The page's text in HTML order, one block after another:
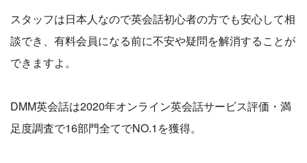
スタッフは日本人なので英会話初心者の方でも安心して相
談でき、有料会員になる前に不安や疑問を解消することが
できますよ。
DMM英会話は2020年オンライン英会話サービス評価・満
足度調査で16部門全てでNO.1を獲得。